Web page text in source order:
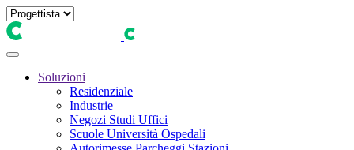
Soluzioni
Residenziale
Industrie
Negozi Studi Uffici
Scuole Università Ospedali